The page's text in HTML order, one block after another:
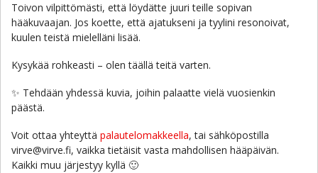
Toivon vilpittömästi, että löydätte juuri teille sopivan
hääkuvaajan. Jos koette, että ajatukseni ja tyylini resonoivat,
kuulen teistä mielelläni lisää.
Kysykää rohkeasti – olen täällä teitä varten.
✨ Tehdään yhdessä kuvia, joihin palaatte vielä vuosienkin
päästä.
Voit ottaa yhteyttä palautelomakkeella, tai sähköpostilla
virve@virve.fi, vaikka tietäisit vasta mahdollisen hääpäivän.
Kaikki muu järjestyy kyllä 🙂